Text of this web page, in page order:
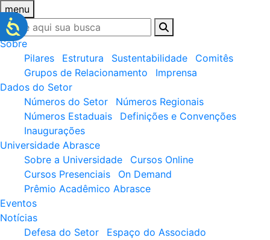
menu
Sobre
Pilares
Estrutura Sustentabilidade
Comitês
Grupos de Relacionamento
Imprensa
Dados do Setor
Números do Setor
Números Regionais
Números Estaduais
Definições e Convenções
Inaugurações
Universidade Abrasce
Sobre a Universidade
Cursos Online
Cursos Presenciais
On Demand
Prêmio Acadêmico Abrasce
Eventos
Notícias
Defesa do Setor
Espaço do Associado